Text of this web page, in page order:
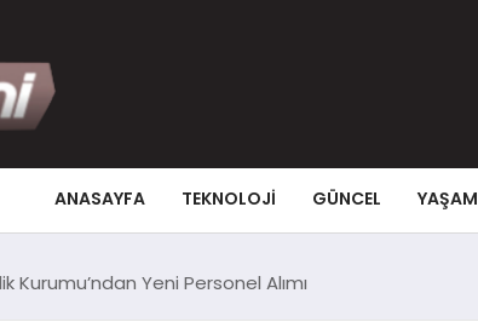
ANASAYFA TEKNOLOJI GÜNCEL YAŞAM
Kurumu’ndan Yeni Personel Alımı